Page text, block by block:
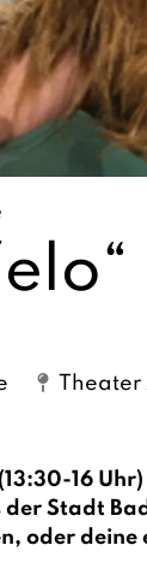
Theater
16
Stadt
oder deine